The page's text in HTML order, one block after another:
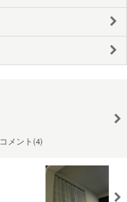
コメント(4)